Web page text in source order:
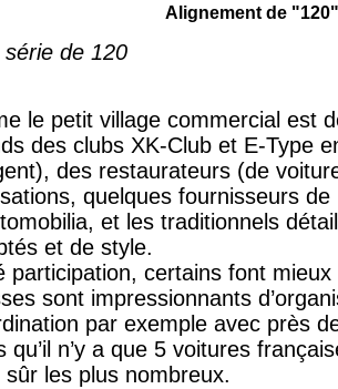
Alignement de "120"
série de 120
le petit village commercial est
des clubs XK-Club et E-Type
des restaurateurs (de
quelques fournisseurs
et les traditionnels
et de style.
participation, certains font mieux
sont impressionnants
par exemple avec près
qu’il n’y a que 5 voitures
sûr les plus nombreux.